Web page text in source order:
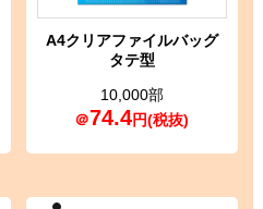
A4クリアファイルバッグ
タテ型
10,000部
＠74.4円(税抜)